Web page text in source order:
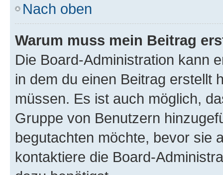
Nach oben
Warum muss mein Beitrag
Die Board-Administration kann
in dem du einen Beitrag erstellt
müssen. Es ist auch möglich,
Gruppe von Benutzern
begutachten möchte, bevor sie
kontaktiere die Board-